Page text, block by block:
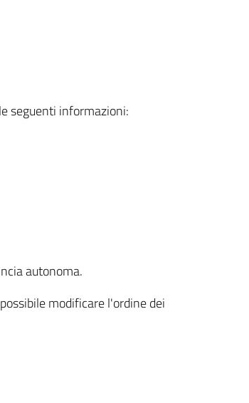
seguenti informazioni:
autonoma.
modificare l'ordine dei